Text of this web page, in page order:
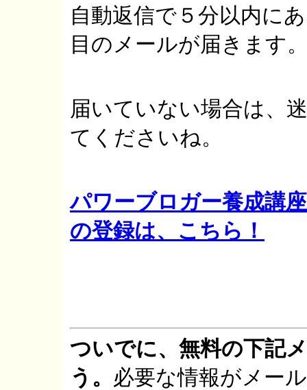
自動返信で５分以内に
目のメールが届きます
届いていない場合は、
てくださいね。
パワーブロガー養成講
の登録は、こちら！
ついでに、無料の下記
う。 必要な情報がメー